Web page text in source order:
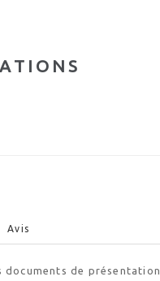
Avis
documents de présentation